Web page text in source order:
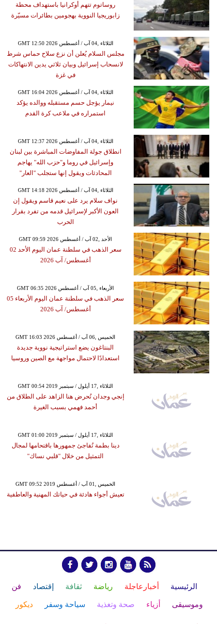
روساتوم تتهم أوكرانيا باستهداف محطة
زابوريجيا النووية بهجومين بطائرات مسيّرة
GMT 12:50 2026 الثلاثاء ,04 آب / أغسطس
مجلس السلام يُعلن أن نزع سلاح حماس شرط
لانسحاب إسرائيل وبيان ثلاثي يدين الانتهاكات
في غزة
GMT 16:04 2026 الثلاثاء ,04 آب / أغسطس
نيمار يؤجل حسم مستقبله ووالده يؤكد
استمراره في ملاعب كرة القدم
GMT 12:37 2026 الثلاثاء ,04 آب / أغسطس
انطلاق جولة المفاوضات المباشرة بين لبنان
وإسرائيل في روما و"حزب الله" يهاجم
المحادثات ويقول إنها ستجلب "العار"
GMT 14:18 2026 الثلاثاء ,04 آب / أغسطس
نواف سلام يرد على نعيم قاسم ويقول إن
العون الأكبر لإسرائيل قدمه من تفرد بقرار
الحرب
GMT 09:59 2026 الأحد ,02 آب / أغسطس
سعر الذهب في سلطنة عمان اليوم الأحد 02
أغسطس/ آب 2026
GMT 06:35 2026 الأربعاء ,05 آب / أغسطس
سعر الذهب في سلطنة عمان اليوم الأربعاء 05
أغسطس/ آب 2026
GMT 16:03 2026 الخميس ,06 آب / أغسطس
البنتاغون يضع استراتيجية نووية جديدة
استعدادًا لاحتمال مواجهة مع الصين وروسيا
GMT 00:54 2019 الثلاثاء ,17 أيلول / سبتمبر
إنجي وجدان تُحرض هنا الزاهد على الطلاق من
أحمد فهمي بسبب الغيرة
GMT 01:00 2019 الثلاثاء ,17 أيلول / سبتمبر
دينا بطمة تُفاجئ جمهورها باقتحامها لمجال
التمثيل من خلال "قلبي نساك"
GMT 09:52 2019 الخميس ,01 آب / أغسطس
تعيش أجواء هادئة في حياتك المهنية والعاطفية
الرئيسية أخبارعاجلة رياضة ثقافة إقتصاد فن
وموسيقى أزياء صحة وتغذية سياحة وسفر ديكور